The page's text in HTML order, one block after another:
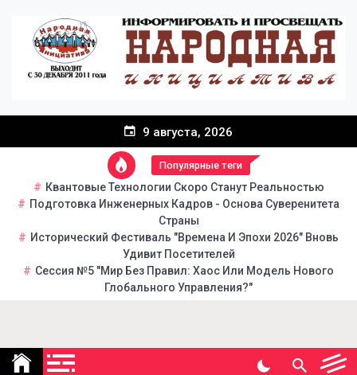
содержанию
9 августа, 2026
Популярные теги
Квантовые Технологии Скоро Станут Реальностью
Подготовка Инженерных Кадров - Основа Суверенитета
Страны
Исторический Фестиваль "Времена И Эпохи 2026" Вновь
Удивит Посетителей
Сессия №5 "Мир Без Правил: Хаос Или Модель Нового
Глобального Управления?"
Портал общественно-